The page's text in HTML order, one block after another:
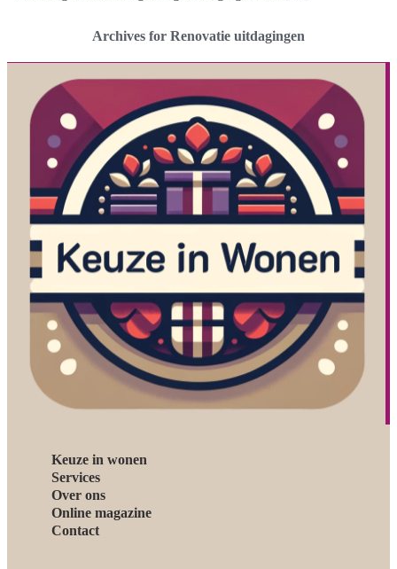
Archives for Renovatie uitdagingen
Keuze in wonen
Services
Over ons
Online magazine
Contact